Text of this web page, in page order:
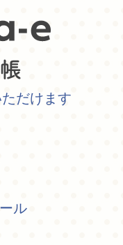
だけます
ル